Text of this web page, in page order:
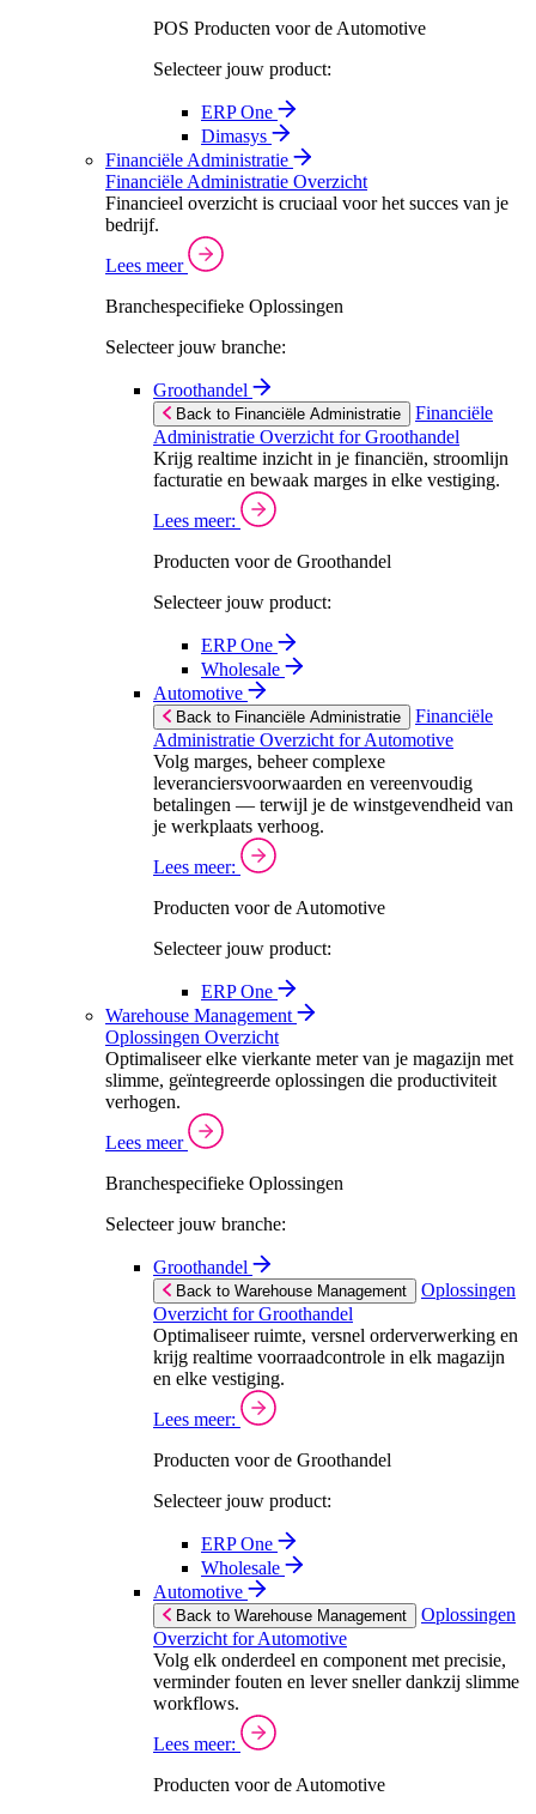
POS Producten voor de Automotive
Selecteer jouw product:
ERP One
Dimasys
Financiële Administratie
Financiële Administratie Overzicht
Financieel overzicht is cruciaal voor het succes van je
bedrijf.
Lees meer
Branchespecifieke Oplossingen
Selecteer jouw branche:
Groothandel
Back to Financiële Administratie
Financiële
Administratie Overzicht for Groothandel
Krijg realtime inzicht in je financiën, stroomlijn
facturatie en bewaak marges in elke vestiging.
Lees meer:
Producten voor de Groothandel
Selecteer jouw product:
ERP One
Wholesale
Automotive
Back to Financiële Administratie
Financiële
Administratie Overzicht for Automotive
Volg marges, beheer complexe
leveranciersvoorwaarden en vereenvoudig
betalingen — terwijl je de winstgevendheid van
je werkplaats verhoog.
Lees meer:
Producten voor de Automotive
Selecteer jouw product:
ERP One
Warehouse Management
Oplossingen Overzicht
Optimaliseer elke vierkante meter van je magazijn met
slimme, geïntegreerde oplossingen die productiviteit
verhogen.
Lees meer
Branchespecifieke Oplossingen
Selecteer jouw branche:
Groothandel
Back to Warehouse Management
Oplossingen
Overzicht for Groothandel
Optimaliseer ruimte, versnel orderverwerking en
krijg realtime voorraadcontrole in elk magazijn
en elke vestiging.
Lees meer:
Producten voor de Groothandel
Selecteer jouw product:
ERP One
Wholesale
Automotive
Back to Warehouse Management
Oplossingen
Overzicht for Automotive
Volg elk onderdeel en component met precisie,
verminder fouten en lever sneller dankzij slimme
workflows.
Lees meer:
Producten voor de Automotive